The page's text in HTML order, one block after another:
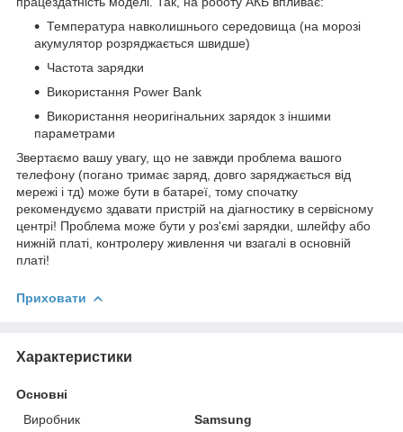
Температура навколишнього середовища (на морозі
акумулятор розряджається швидше)
Частота зарядки
Використання Power Bank
Використання неоригінальних зарядок з іншими
параметрами
Звертаємо вашу увагу, що не завжди проблема вашого
телефону (погано тримає заряд, довго заряджається від
мережі і тд) може бути в батареї, тому спочатку
рекомендуємо здавати пристрій на діагностику в сервісному
центрі! Проблема може бути у роз'ємі зарядки, шлейфу або
нижній платі, контролеру живлення чи взагалі в основній
платі!
Приховати
Характеристики
Основні
Виробник
Samsung